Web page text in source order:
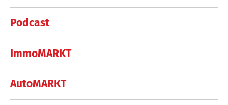
Podcast
ImmoMARKT
AutoMARKT